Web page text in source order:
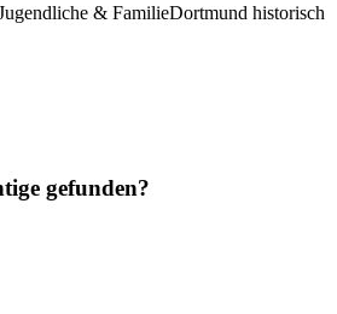
& FamilieDortmund historisch
gefunden?